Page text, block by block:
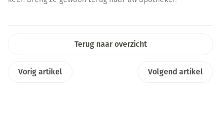
Terug naar overzicht
Vorig artikel Volgend artikel